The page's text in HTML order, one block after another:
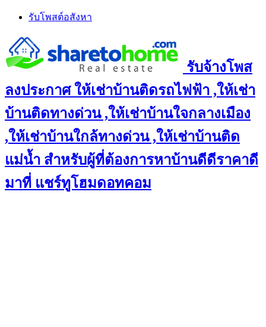
Skip
content
รับโพสต์อสังหา
รับจ้างโพส
ลงประกาศ ให้เช่าบ้านติดรถไฟฟ้า ,ให้เช่า
บ้านติดทางด่วน ,ให้เช่าบ้านใจกลางเมือง
,ให้เช่าบ้านใกล้ทางด่วน ,ให้เช่าบ้านติด
แม่น้ำ สำหรับผู้ที่ต้องการหาบ้านดีดีราคาดี
มาที่ แชร์ทูโฮมดอทคอม